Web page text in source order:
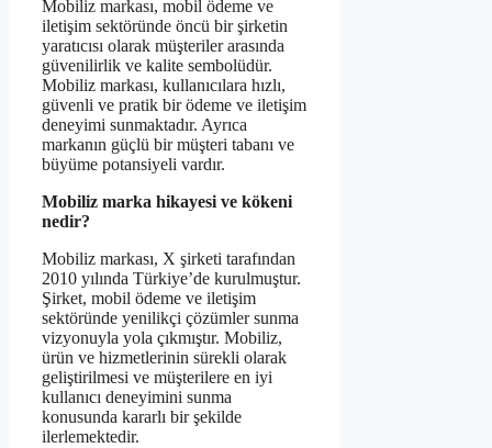
Mobiliz markası, mobil ödeme ve
iletişim sektöründe öncü bir şirketin
yaratıcısı olarak müşteriler arasında
güvenilirlik ve kalite sembolüdür.
Mobiliz markası, kullanıcılara hızlı,
güvenli ve pratik bir ödeme ve iletişim
deneyimi sunmaktadır. Ayrıca
markanın güçlü bir müşteri tabanı ve
büyüme potansiyeli vardır.
Mobiliz marka hikayesi ve kökeni
nedir?
Mobiliz markası, X şirketi tarafından
2010 yılında Türkiye’de kurulmuştur.
Şirket, mobil ödeme ve iletişim
sektöründe yenilikçi çözümler sunma
vizyonuyla yola çıkmıştır. Mobiliz,
ürün ve hizmetlerinin sürekli olarak
geliştirilmesi ve müşterilere en iyi
kullanıcı deneyimini sunma
konusunda kararlı bir şekilde
ilerlemektedir.